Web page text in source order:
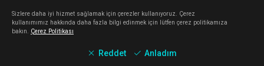
Alaçatı
Sizlere daha iyi hizmet sağlamak için çerezler kullanıyoruz. Çerez
kullanımımız hakkında daha fazla bilgi edinmek için lütfen çerez politikamıza
bakın. Çerez Politikası
Reddet Anladım